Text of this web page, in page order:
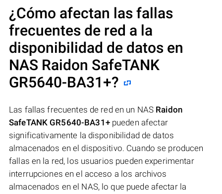
¿Cómo afectan las fallas
frecuentes de red a la
disponibilidad de datos en
NAS Raidon SafeTANK
GR5640-BA31+?
Las fallas frecuentes de red en un NAS Raidon
SafeTANK GR5640-BA31+pueden afectar
significativamente la disponibilidad de datos
almacenados en el dispositivo. Cuando se producen
fallas en la red, los usuarios pueden experimentar
interrupciones en el acceso a los archivos
almacenados en el NAS, lo que puede afectar la